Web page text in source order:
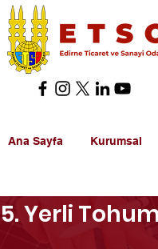
Ana Sayfa Kurumsal
5. Yerli